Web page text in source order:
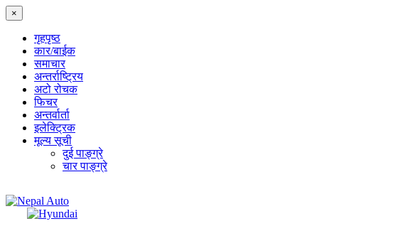
×
गृहपृष्‍ठ
कार/बाईक
समाचार
अन्तर्राष्ट्रिय
अटो रोचक
फिचर
अन्तर्वार्ता
इलेक्ट्रिक
मूल्य सूची
दुई पाङ्ग्रे
चार पाङ्ग्रे